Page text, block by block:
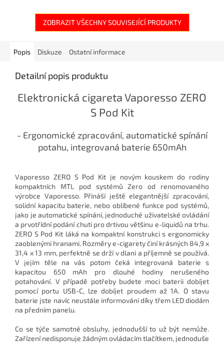
ZOBRAZIT VŠECHNY SOUVISEJÍCÍ PRODUKTY
Popis Diskuze Ostatní informace
Detailní popis produktu
Elektronická cigareta Vaporesso ZERO
S Pod Kit
- Ergonomické zpracování, automatické spínání
potahu, integrovaná baterie 650mAh
Vaporesso ZERO S Pod Kit je novým kouskem do rodiny
kompaktních MTL pod systémů Zero od renomovaného
výrobce Vaporesso. Přináší ještě elegantnější zpracování,
solidní kapacitu baterie, nebo oblíbené funkce pod systémů,
jako je automatické spínání, jednoduché uživatelské ovládání
a prvotřídní podání chuti pro drtivou většinu e-liquidů na trhu.
ZERO S Pod Kit láká na kompaktní konstrukci s ergonomicky
zaoblenými hranami. Rozměry e-cigarety činí krásných 84,9 x
31,4 x 13 mm, perfektně se drží v dlani a příjemně se používá.
V jejím těle na vás potom čeká integrovaná baterie s
kapacitou 650 mAh pro dlouhé hodiny nerušeného
potahování. V případě potřeby budete moci baterii dobíjet
pomocí portu USB-C, lze dobíjet proudem až 1A. O stavu
baterie jste navíc neustále informováni díky třem LED diodám
na předním panelu.
Co se týče samotné obsluhy, jednodušší to už být nemůže.
Zařízení nedisponuje žádným ovládacím tlačítkem, jednoduše